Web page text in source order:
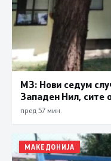
МЗ: Нови седум
Западен Нил, сите
пред 57 мин.
МАКЕДОНИЈА